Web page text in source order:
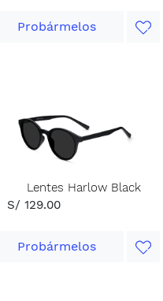
Probármelos
Lentes Harlow Black
S/ 129.00
Probármelos